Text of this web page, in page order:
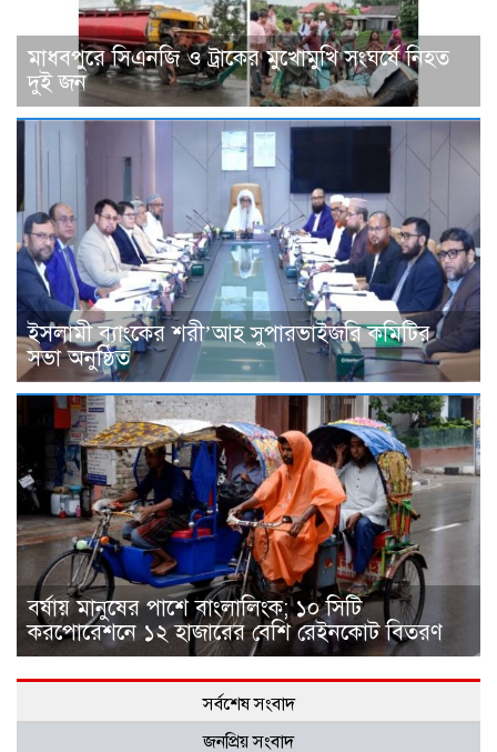
মাধবপুরে সিএনজি ও ট্রাকের মুখোমুখি সংঘর্ষে নিহত
দুই জন
ইসলামী ব্যাংকের শরী’আহ সুপারভাইজরি কমিটির
সভা অনুষ্ঠিত
বর্ষায় মানুষের পাশে বাংলালিংক; ১০ সিটি
করপোরেশনে ১২ হাজারের বেশি রেইনকোট বিতরণ
সর্বশেষ সংবাদ
জনপ্রিয় সংবাদ